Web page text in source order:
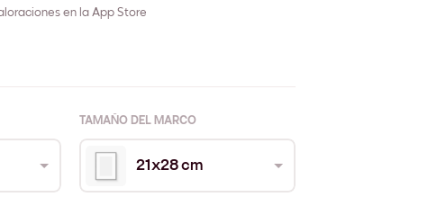
en la App Store
TAMAÑO DEL MARCO
21x28 cm